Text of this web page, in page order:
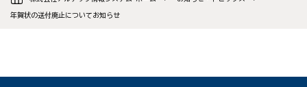
年賀状の送付廃止についてお知らせ